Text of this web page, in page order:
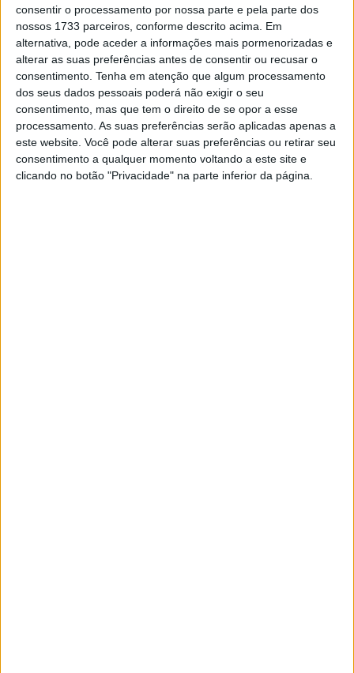
consentir o processamento por nossa parte e pela parte dos
nossos 1733 parceiros, conforme descrito acima. Em
alternativa, pode aceder a informações mais pormenorizadas e
alterar as suas preferências antes de consentir ou recusar o
consentimento. Tenha em atenção que algum processamento
dos seus dados pessoais poderá não exigir o seu
consentimento, mas que tem o direito de se opor a esse
processamento. As suas preferências serão aplicadas apenas a
este website. Você pode alterar suas preferências ou retirar seu
consentimento a qualquer momento voltando a este site e
clicando no botão "Privacidade" na parte inferior da página.
das motos da IntactGP é apenas uma operação
publicitária e cosmética, porque que nunca a forneceu
motos ou peças para a equipa comandada por Peter
Oettl.
Isto porque, tal como no caso da GASGAS, trata-se de
uma operação publicitária do Pierer Mobility Group, que
retirará tudo a partir de 2025, exceto os nomes KTM. Na
verdade, na Moto3 e no MotoGP o fabricante austríaco
coloca na pista modelos de sua própria produção.